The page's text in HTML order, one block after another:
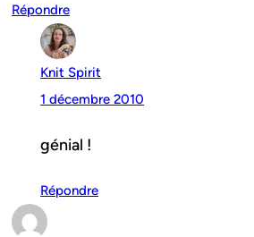
Répondre
Knit Spirit
1 décembre 2010
génial !
Répondre